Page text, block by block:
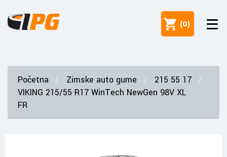
(0)
Početna Zimske auto gume
215 55 17
VIKING 215/55 R17 WinTech NewGen 98V XL
FR